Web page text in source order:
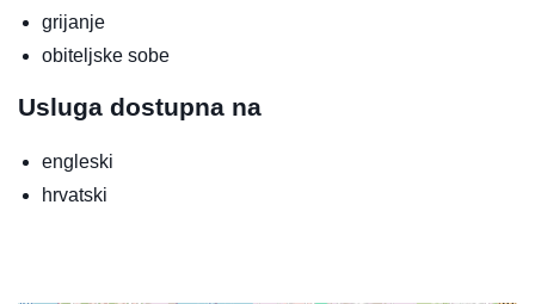
grijanje
obiteljske sobe
Usluga dostupna na
engleski
hrvatski